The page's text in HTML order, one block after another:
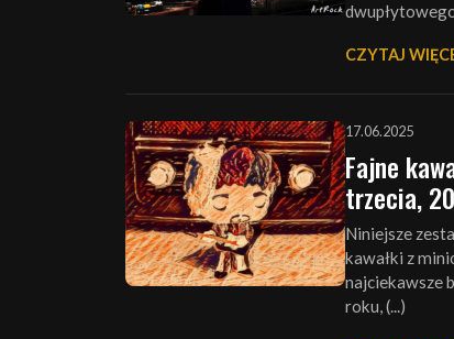
CZYTAJ
17.06.2025
Fajne
trzecia,
Niniejsze
kawałki z
najciekawsze
roku, (...)